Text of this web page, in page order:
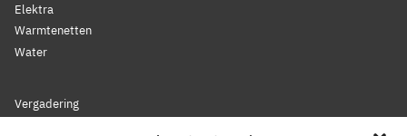
Elektra
Warmtenetten
Water
Vergadering